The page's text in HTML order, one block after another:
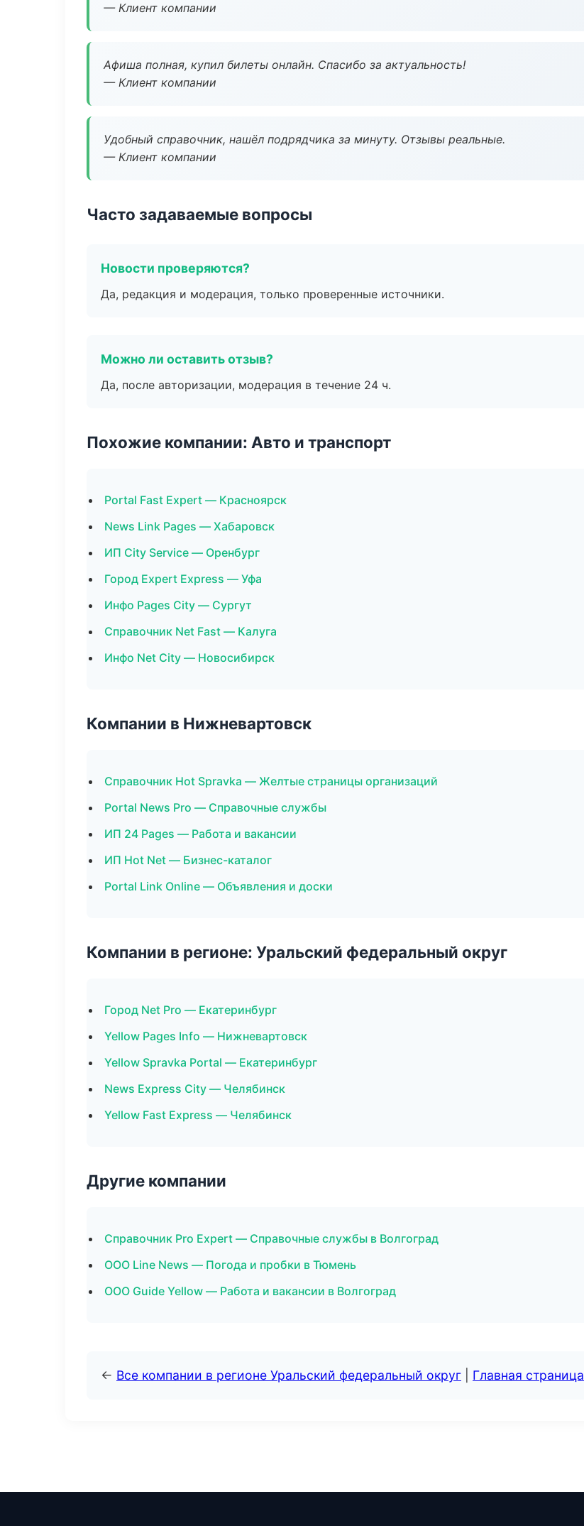
— Клиент компании
Афиша полная, купил билеты онлайн. Спасибо за актуальность!
— Клиент компании
Удобный справочник, нашёл подрядчика за минуту. Отзывы реальные.
— Клиент компании
Часто задаваемые вопросы
Новости проверяются?
Да, редакция и модерация, только проверенные источники.
Можно ли оставить отзыв?
Да, после авторизации, модерация в течение 24 ч.
Похожие компании: Авто и транспорт
Portal Fast Expert — Красноярск
News Link Pages — Хабаровск
ИП City Service — Оренбург
Город Expert Express — Уфа
Инфо Pages City — Сургут
Справочник Net Fast — Калуга
Инфо Net City — Новосибирск
Компании в Нижневартовск
Справочник Hot Spravka — Желтые страницы организаций
Portal News Pro — Справочные службы
ИП 24 Pages — Работа и вакансии
ИП Hot Net — Бизнес-каталог
Portal Link Online — Объявления и доски
Компании в регионе: Уральский федеральный округ
Город Net Pro — Екатеринбург
Yellow Pages Info — Нижневартовск
Yellow Spravka Portal — Екатеринбург
News Express City — Челябинск
Yellow Fast Express — Челябинск
Другие компании
Справочник Pro Expert — Справочные службы в Волгоград
ООО Line News — Погода и пробки в Тюмень
ООО Guide Yellow — Работа и вакансии в Волгоград
← Все компании в регионе Уральский федеральный округ Главная страница